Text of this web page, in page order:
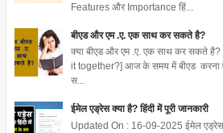
Features और Importance हिं...
बीएड और एम .ए. एक साथ कर सकते है?
क्या बीएड और एम .ए. एक साथ कर सकते
it together?] आज के समय में बीएड करना
स...
ईमेल एड्रेस क्या है? हिंदी में पूरी जानकारी
Updated On : 16-09-2025 ईमेल